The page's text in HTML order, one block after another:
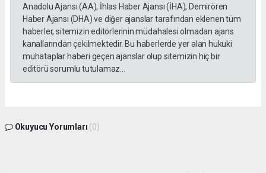
Anadolu Ajansı (AA), İhlas Haber Ajansı (İHA), Demirören
Haber Ajansı (DHA) ve diğer ajanslar tarafından eklenen tüm
haberler, sitemizin editörlerinin müdahalesi olmadan ajans
kanallarından çekilmektedir. Bu haberlerde yer alan hukuki
muhataplar haberi geçen ajanslar olup sitemizin hiç bir
editörü sorumlu tutulamaz...
Okuyucu Yorumları (0)